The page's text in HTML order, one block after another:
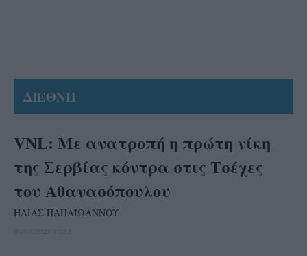
ΔΙΕΘΝΗ
VNL: Mε ανατροπή η πρώτη νίκη
της Σερβίας κόντρα στις Τσέχες
του Αθανασόπουλου
ΗΛΙΑΣ ΠΑΠΑΪΩΑΝΝΟΥ